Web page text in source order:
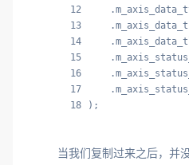
12
13
14
15
16
17
18
);
当我们复制过来之后，并